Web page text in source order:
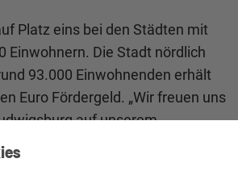
Platz eins bei den Städten mit
Einwohnern. Die Stadt nördlich
93.000 Einwohnenden erhält
Euro Fördergeld. „Wir freuen uns
auf unserem
zur Klimaneutralität 2035 mit der